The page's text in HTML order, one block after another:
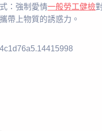
：強制愛情一般勞工健檢
帶上物質的誘惑力。